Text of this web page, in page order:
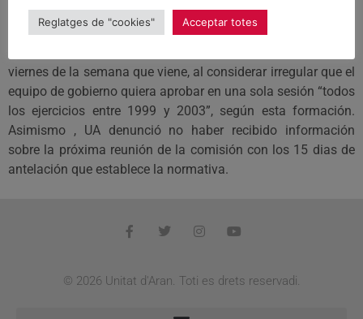
VIELHA. El grupo de Unitat d´Aran (UA), en la oposición en el
Conselh Generau, ha presentado un recurso a la
viernes de la semana que viene, al considerar irregular que el
equipo de gobierno quiera aprobar en una sola sesión “todos
los ejercicios entre 1999 y 2003”, según esta formación.
Asimismo , UA denunció no haber recibido información
sobre la próxima reunión de la comisión con los 15 dias de
antelación que establece la normativa.
© 2026 Unitat d'Aran. Toti es drets reservadi.
Reglatges de "cookies" Acceptar totes